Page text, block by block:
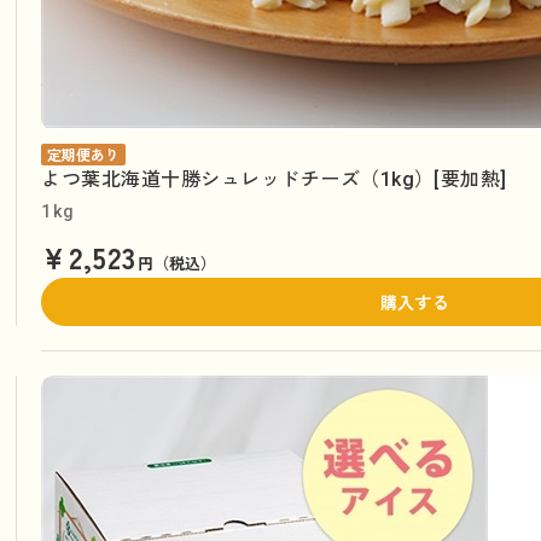
定期便あり
よつ葉北海道十勝シュレッドチーズ（1kg）[要加熱]
1kg
¥2,523 円（税込）
購入する